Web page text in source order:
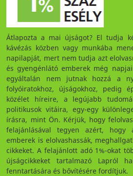
Átlapozta a mai újságot? El tudja
kávézás közben vagy munkába
napilapját, mert nem tudja azt
és gyengénlátó emberek még
egyáltalán nem jutnak hozzá a
folyóiratokhoz, újságokhoz, pedig
közélet híreire, a legújabb
politikusok vitáira, egy-egy
írásra, mint Ön. Kérjük, hogy
felajánlásával tegyen azért, hogy
emberek is elolvashassák,
cikkeket. A felajánlott adó 1%-okat
újságcikkeket tartalmazó Lapról
fenntartására és bővítésére fordítjuk.